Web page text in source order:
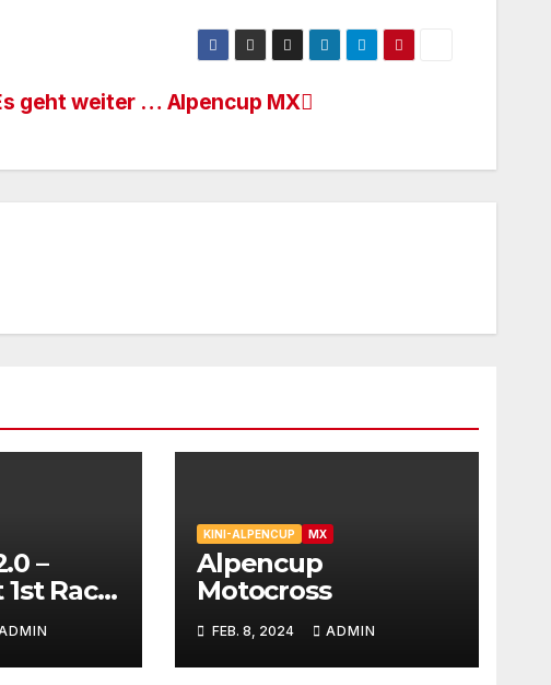
geht weiter … Alpencup MX
–
Race
KINI-ALPENCUP MX
Alpencup
Motocross
FEB. 8, 2024 ADMIN